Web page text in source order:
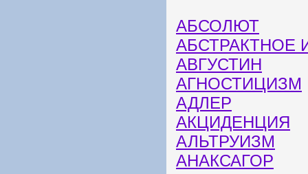
АБСОЛЮТ
АБСТРАКТНОЕ
АВГУСТИН
АГНОСТИЦИЗМ
АДЛЕР
АКЦИДЕНЦИЯ
АЛЬТРУИЗМ
АНАКСАГОР